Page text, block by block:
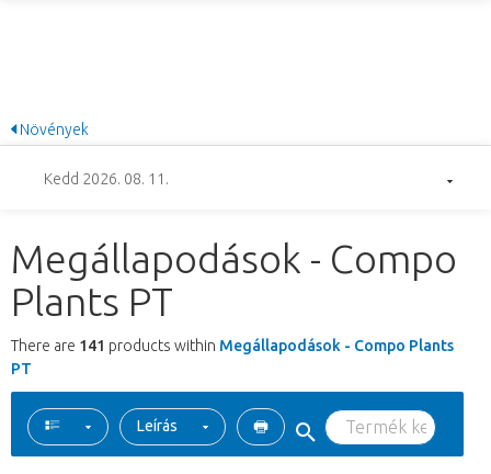
Növények
Kedd 2026. 08. 11.
Megállapodások - Compo
Plants PT
There are 141 products within Megállapodások - Compo Plants
PT
Leírás